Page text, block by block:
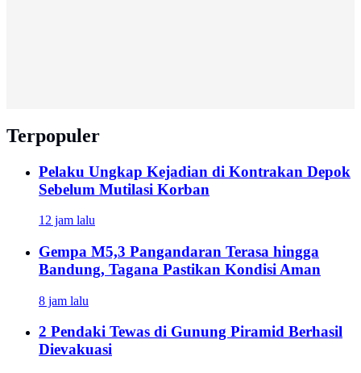
Terpopuler
Pelaku Ungkap Kejadian di Kontrakan Depok
Sebelum Mutilasi Korban
12 jam lalu
Gempa M5,3 Pangandaran Terasa hingga
Bandung, Tagana Pastikan Kondisi Aman
8 jam lalu
2 Pendaki Tewas di Gunung Piramid Berhasil
Dievakuasi